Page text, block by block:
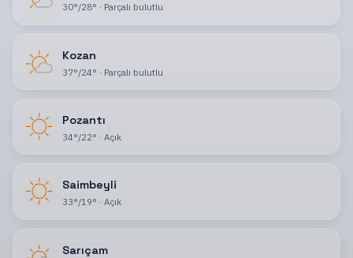
30°/28° · Parçalı bulutlu
Kozan
37°/24° · Parçalı bulutlu
Pozantı
34°/22° · Açık
Saimbeyli
33°/19° · Açık
Sarıçam